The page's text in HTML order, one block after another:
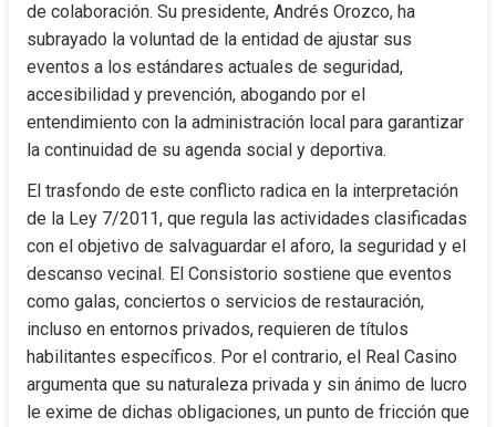
de colaboración. Su presidente, Andrés Orozco, ha
subrayado la voluntad de la entidad de ajustar sus
eventos a los estándares actuales de seguridad,
accesibilidad y prevención, abogando por el
entendimiento con la administración local para garantizar
la continuidad de su agenda social y deportiva.
El trasfondo de este conflicto radica en la interpretación
de la Ley 7/2011, que regula las actividades clasificadas
con el objetivo de salvaguardar el aforo, la seguridad y el
descanso vecinal. El Consistorio sostiene que eventos
como galas, conciertos o servicios de restauración,
incluso en entornos privados, requieren de títulos
habilitantes específicos. Por el contrario, el Real Casino
argumenta que su naturaleza privada y sin ánimo de lucro
le exime de dichas obligaciones, un punto de fricción que